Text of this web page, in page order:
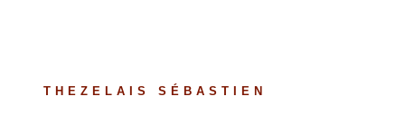
THEZELAIS SÉBASTIEN